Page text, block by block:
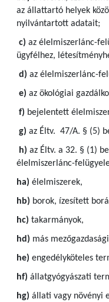
az állattartó helyek
nyilvántartott adatait;
c) az élelmiszerlánc-
ügyfélhez,
d) az élelmiszerlánc-
e) az ökológiai
f) bejelentett
g) az Éltv. 47/A. § (5)
h) az Éltv. a 32. § (1)
élelmiszerlánc-
ha) élelmiszerek,
hb) borok, ízesített
hc) takarmányok,
hd) más
he) engedélyköteles
hf) állatgyógyászati
hg) állati vagy növényi